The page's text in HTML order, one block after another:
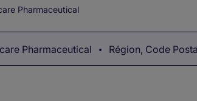
Pharmaceutical
Pharmaceutical Région, Code